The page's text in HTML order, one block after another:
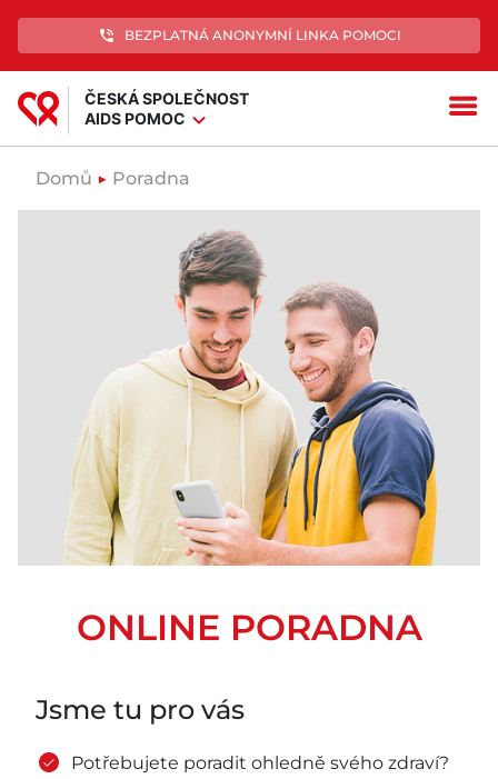
phone_in_talk BEZPLATNÁ ANONYMNÍ LINKA POMOCI
ČESKÁ SPOLEČNOST
AIDS POMOC expand_more menu
Domů ▶ Poradna
ONLINE PORADNA
Jsme tu pro vás
Potřebujete poradit ohledně svého zdraví?